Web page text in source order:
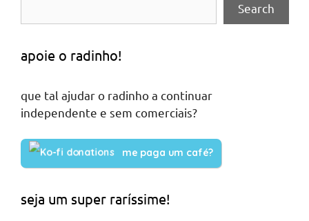
Search
apoie o radinho!
que tal ajudar o radinho a continuar
independente e sem comerciais?
me paga um café?
seja um super raríssime!